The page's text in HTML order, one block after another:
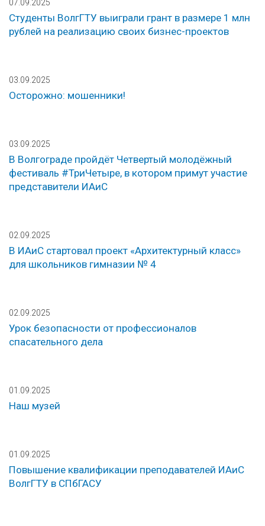
07.09.2025
Студенты ВолгГТУ выиграли грант в размере 1 млн
рублей на реализацию своих бизнес-проектов
03.09.2025
Осторожно: мошенники!
03.09.2025
В Волгограде пройдёт Четвертый молодёжный
фестиваль #ТриЧетыре, в котором примут участие
представители ИАиС
02.09.2025
В ИАиС стартовал проект «Архитектурный класс»
для школьников гимназии № 4
02.09.2025
Урок безопасности от профессионалов
спасательного дела
01.09.2025
Наш музей
01.09.2025
Повышение квалификации преподавателей ИАиС
ВолгГТУ в СПбГАСУ